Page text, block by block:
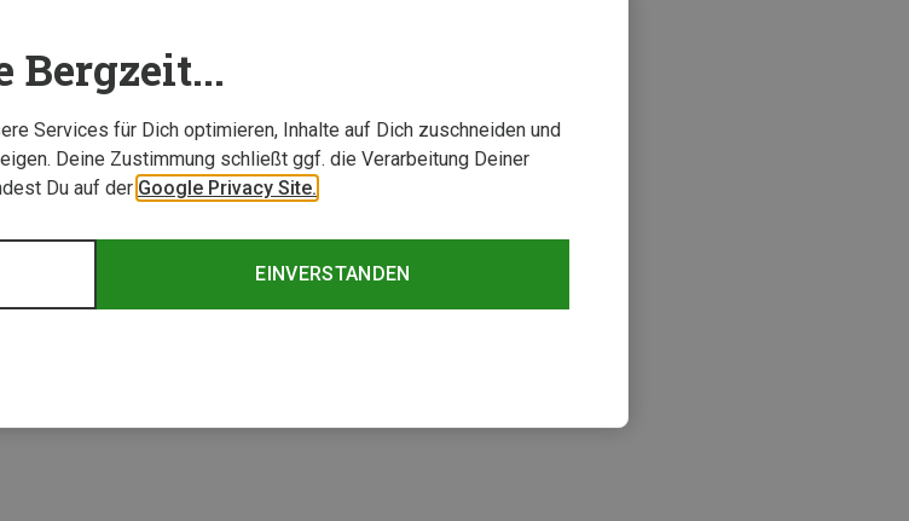
1 von 1 Artikel angesehen
Bergzeit...
Services für Dich optimieren, Inhalte auf Dich zuschneiden und
Deine Zustimmung schließt ggf. die Verarbeitung Deiner
Du auf der Google Privacy Site.
EINVERSTANDEN